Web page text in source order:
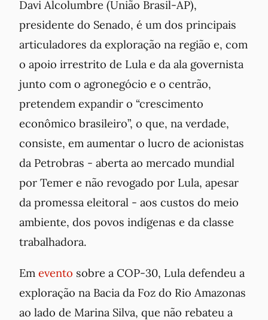
Davi Alcolumbre (União Brasil-AP),
presidente do Senado, é um dos principais
articuladores da exploração na região e, com
o apoio irrestrito de Lula e da ala governista
junto com o agronegócio e o centrão,
pretendem expandir o “crescimento
econômico brasileiro”, o que, na verdade,
consiste, em aumentar o lucro de acionistas
da Petrobras - aberta ao mercado mundial
por Temer e não revogado por Lula, apesar
da promessa eleitoral - aos custos do meio
ambiente, dos povos indígenas e da classe
trabalhadora.
Em evento sobre a COP-30, Lula defendeu a
exploração na Bacia da Foz do Rio Amazonas
ao lado de Marina Silva, que não rebateu a